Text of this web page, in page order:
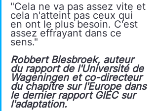
"Cela ne va pas assez vite et
cela n'atteint pas ceux qui
en ont le plus besoin. C'est
assez effrayant dans ce
sens."
Robbert Biesbroek, auteur
du rapport de l'Université de
Wageningen et co-directeur
du chapitre sur l'Europe dans
le dernier rapport GIEC sur
l'adaptation.